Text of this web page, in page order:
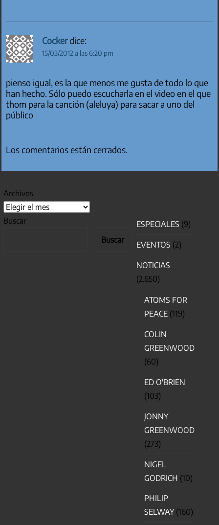
Cockerdice:
15/03/2012 a las 6:20 pm
pienso igual, es la que menos me gusta de todo lo que
han hecho. Sólo puedo escucharla en el video en el que
thom para la canción (aleluya) para sacar a uno del
público
Los comentarios están cerrados.
Archivos
Buscar
Buscar
ESPECIALES (9)
EVENTOS (2)
NOTICIAS
(2.650)
ATOMS FOR
PEACE (119)
COLIN
GREENWOOD
(60)
ED O'BRIEN
(103)
JONNY
GREENWOOD
(273)
NIGEL
GODRICH (10)
PHILIP
SELWAY(160)